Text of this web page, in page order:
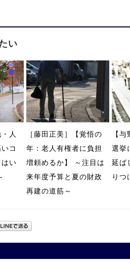
い
人
コ
い
［藤田正美］【覚悟の
年：老人有権者に負担
増頼めるか】 ～注目は
来年度予算と夏の財政
再建の道筋～
【
選挙
延ば
りつ